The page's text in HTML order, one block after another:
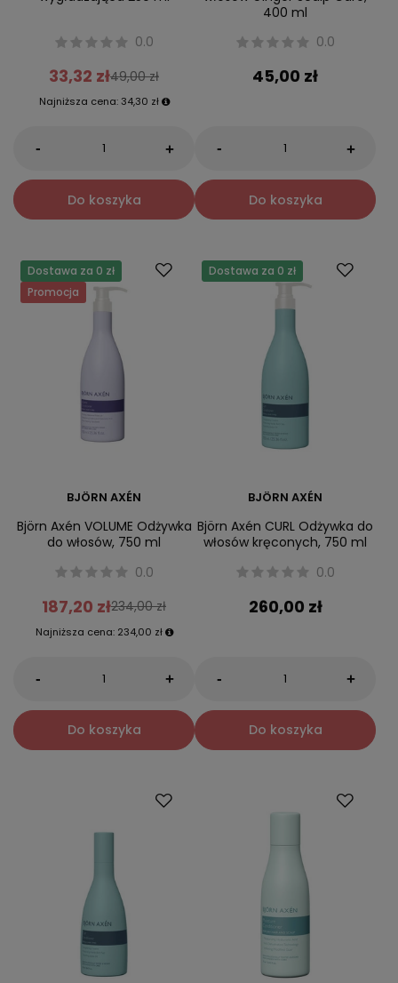
0.0
33,32 zł49,00 zł
Najniższa cena: 34,30 zł
- +
Do koszyka
400 ml
0.0
45,00 zł
- +
Do koszyka
Dostawa za 0 zł
Promocja
BJÖRN AXÉN
Björn Axén VOLUME Odżywka
do włosów, 750 ml
0.0
187,20 zł234,00 zł
Najniższa cena: 234,00 zł
- +
Do koszyka
Dostawa za 0 zł
BJÖRN AXÉN
Björn Axén CURL Odżywka do
włosów kręconych, 750 ml
0.0
260,00 zł
- +
Do koszyka